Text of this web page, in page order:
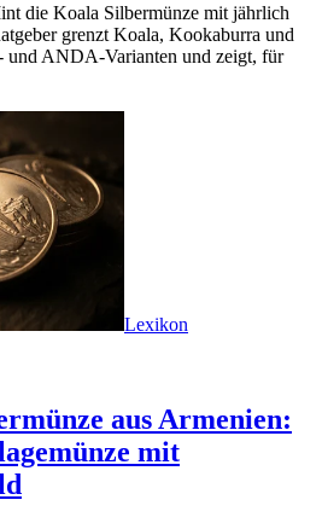
die Koala Silbermünze mit jährlich
grenzt Koala, Kookaburra und
und ANDA-Varianten und zeigt, für
Lexikon
aus Armenien:
mit